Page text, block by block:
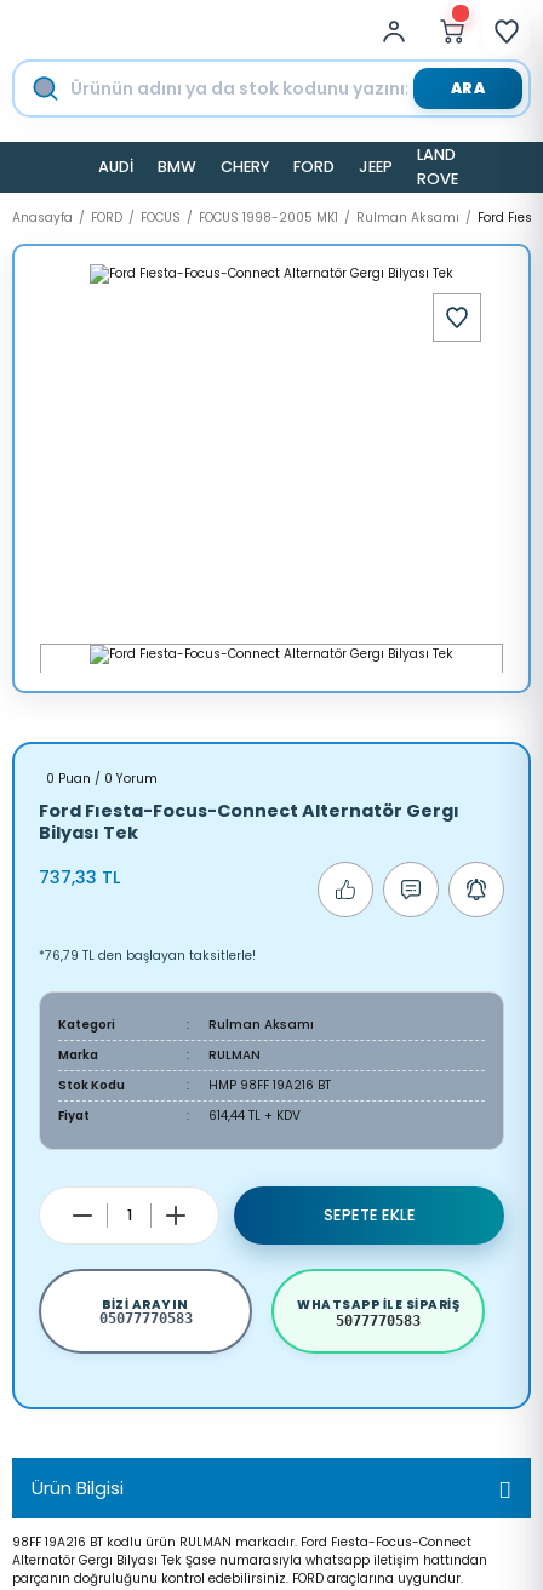
ARA
AUDİ BMW CHERY FORD JEEP
LAND
ROVER
Anasayfa FORD FOCUS FOCUS 1998-2005 MK1 Rulman Aksamı Ford
0 Puan / 0 Yorum
Ford Fıesta-Focus-Connect Alternatör Gergı
Bilyası Tek
737,33 TL
*76,79 TL den başlayan taksitlerle!
Kategori
Rulman Aksamı
Marka
RULMAN
Stok Kodu
HMP 98FF 19A216 BT
Fiyat
614,44 TL + KDV
SEPETE EKLE
BIZI ARAYIN
05077770583
WHATSAPP ILE SIPARIŞ
5077770583
Ürün Bilgisi
98FF 19A216 BT kodlu ürün RULMAN markadır. Ford Fıesta-Focus-Connect
Alternatör Gergı Bilyası Tek Şase numarasıyla whatsapp iletişim hattından
parçanın doğruluğunu kontrol edebilirsiniz. FORD araçlarına uygundur.